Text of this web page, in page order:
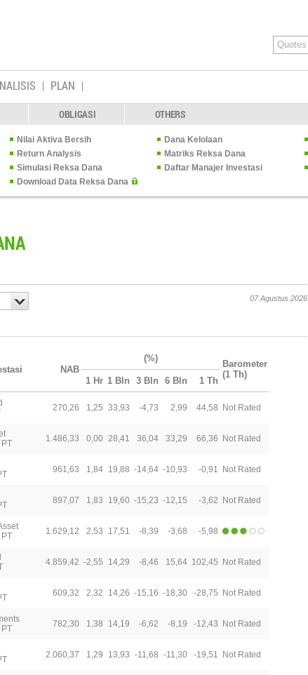
PLAN
OBLIGASI OTHERS
Nilai Aktiva Bersih Dana Kelolaan
Return Analysis Matriks Reksa Dana
Simulasi Reksa Dana Daftar Manajer Investasi
Download Data Reksa Dana
07 Agustus 2026
NAB
(%)
Barometer
(1 Th)
1 Hr 1 Bln 3 Bln 6 Bln 1 Th
270,26 1,25 33,93 -4,73 2,99 44,58 Not Rated
1.486,33 0,00 28,41 36,04 33,29 66,36 Not Rated
961,63 1,84 19,88 -14,64 -10,93 -0,91 Not Rated
897,07 1,83 19,60 -15,23 -12,15 -3,62 Not Rated
1.629,12 2,53 17,51 -8,39 -3,68 -5,98
4.859,42 -2,55 14,29 -8,46 15,64 102,45 Not Rated
609,32 2,32 14,26 -15,16 -18,30 -28,75 Not Rated
782,30 1,38 14,19 -6,62 -8,19 -12,43 Not Rated
2.060,37 1,29 13,93 -11,68 -11,30 -19,51 Not Rated